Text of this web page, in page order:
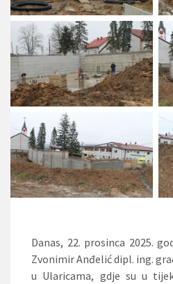
Danas, 22. prosinca 2025.
Zvonimir Anđelić dipl. ing.
u Ularicama, gdje su u